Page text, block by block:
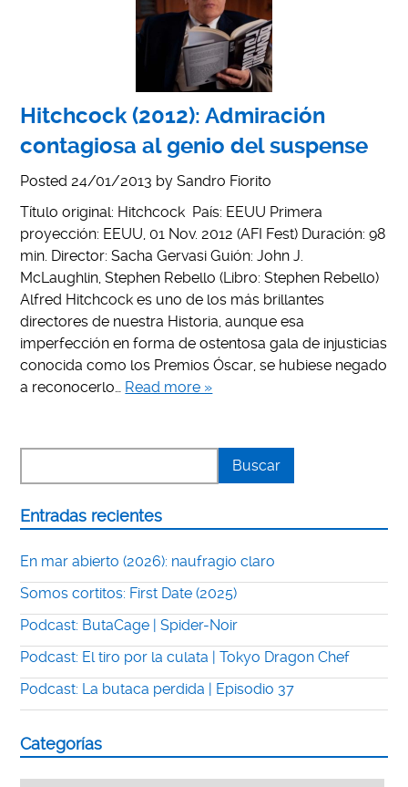
Hitchcock (2012): Admiración
contagiosa al genio del suspense
Posted 24/01/2013 bySandro Fiorito
Título original: Hitchcock País: EEUU Primera
proyección: EEUU, 01 Nov. 2012 (AFI Fest) Duración: 98
min. Director: Sacha Gervasi Guión: John J.
McLaughlin, Stephen Rebello (Libro: Stephen Rebello)
Alfred Hitchcock es uno de los más brillantes
directores de nuestra Historia, aunque esa
imperfección en forma de ostentosa gala de injusticias
conocida como los Premios Óscar, se hubiese negado
a reconocerlo… Read more »
Entradas recientes
En mar abierto (2026): naufragio claro
Somos cortitos: First Date (2025)
Podcast: ButaCage | Spider-Noir
Podcast: El tiro por la culata | Tokyo Dragon Chef
Podcast: La butaca perdida | Episodio 37
Categorías